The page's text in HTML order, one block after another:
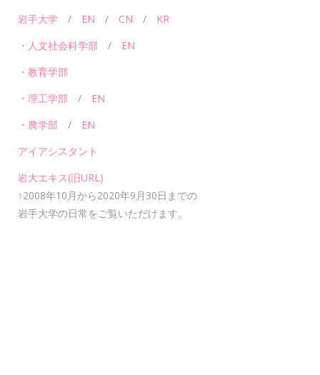
岩手大学 / EN / CN / KR
・人文社会科学部 / EN
・教育学部
・理工学部 / EN
・農学部 / EN
アイアシスタント
岩大エキス(旧URL)
↑2008年10月から2020年9月30日までの
岩手大学の日常をご覧いただけます。